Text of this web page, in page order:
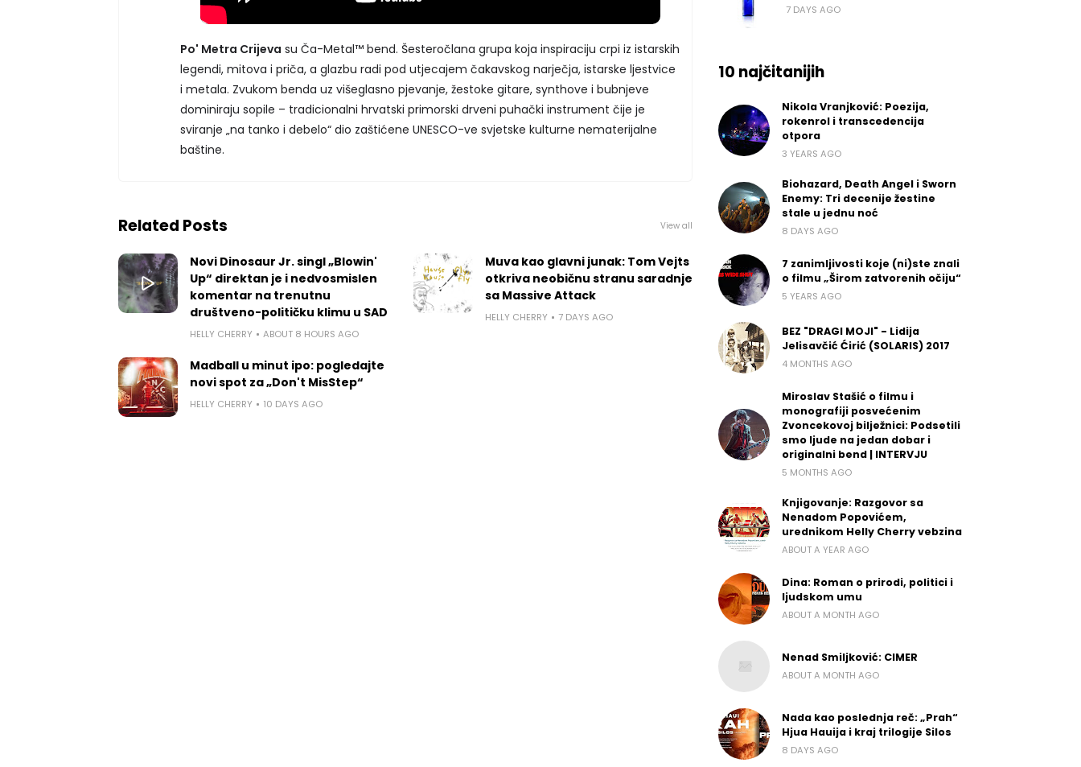
Po' Metra Crijeva su Ča-Metal™ bend. Šesteročlana grupa koja inspiraciju crpi iz istarskih
legendi, mitova i priča, a glazbu radi pod utjecajem čakavskog narječja, istarske ljestvice
i metala. Zvukom benda uz višeglasno pjevanje, žestoke gitare, synthove i bubnjeve
dominiraju sopile – tradicionalni hrvatski primorski drveni puhački instrument čije je
sviranje „na tanko i debelo“ dio zaštićene UNESCO-ve svjetske kulturne nematerijalne
baštine.
Related Posts View all
Novi Dinosaur Jr. singl „Blowin'
Up“ direktan je i nedvosmislen
komentar na trenutnu
društveno-političku klimu u SAD
HELLY CHERRY ABOUT 8 HOURS AGO
Muva kao glavni junak: Tom Vejts
otkriva neobičnu stranu saradnje
sa Massive Attack
HELLY CHERRY 7 DAYS AGO
Madball u minut ipo: pogledajte
novi spot za „Don't MisStep“
HELLY CHERRY 10 DAYS AGO
7 DAYS AGO
10 najčitanijih
Nikola Vranjković: Poezija,
rokenrol i transcedencija
otpora
3 YEARS AGO
Biohazard, Death Angel i Sworn
Enemy: Tri decenije žestine
stale u jednu noć
8 DAYS AGO
7 zanimljivosti koje (ni)ste znali
o filmu „Širom zatvorenih očiju“
5 YEARS AGO
BEZ "DRAGI MOJI" - Lidija
Jelisavčić Ćirić (SOLARIS) 2017
4 MONTHS AGO
Miroslav Stašić o filmu i
monografiji posvećenim
Zvoncekovoj bilježnici: Podsetili
smo ljude na jedan dobar i
originalni bend | INTERVJU
5 MONTHS AGO
Knjigovanje: Razgovor sa
Nenadom Popovićem,
urednikom Helly Cherry vebzina
ABOUT A YEAR AGO
Dina: Roman o prirodi, politici i
ljudskom umu
ABOUT A MONTH AGO
Nenad Smiljković: CIMER
ABOUT A MONTH AGO
Nada kao poslednja reč: „Prah“
Hjua Hauija i kraj trilogije Silos
8 DAYS AGO